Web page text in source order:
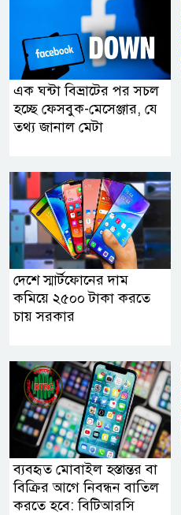
এক ঘন্টা বিভ্রাটের পর সচল
হচ্ছে ফেসবুক-মেসেঞ্জার, যে
তথ্য জানাল মেটা
দেশে স্মার্টফোনের দাম
কমিয়ে ২৫০০ টাকা করতে
চায় সরকার
ব্যবহৃত মোবাইল হস্তান্তর বা
বিক্রির আগে নিবন্ধন বাতিল
করতে হবে: বিটিআরসি